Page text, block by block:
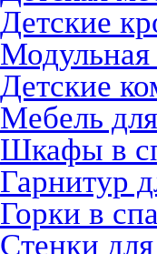
Детские
Модульная
Детские
Мебель
Шкафы в
Гарнитур
Горки в
Стенки